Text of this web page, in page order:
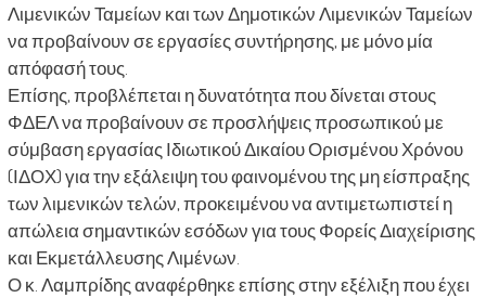
Λιμενικών Ταμείων και των Δημοτικών Λιμενικών Ταμείων
να προβαίνουν σε εργασίες συντήρησης, με μόνο μία
απόφασή τους.
Επίσης, προβλέπεται η δυνατότητα που δίνεται στους
ΦΔΕΛ να προβαίνουν σε προσλήψεις προσωπικού με
σύμβαση εργασίας Ιδιωτικού Δικαίου Ορισμένου Χρόνου
(ΙΔΟΧ) για την εξάλειψη του φαινομένου της μη είσπραξης
των λιμενικών τελών, προκειμένου να αντιμετωπιστεί η
απώλεια σημαντικών εσόδων για τους Φορείς Διαχείρισης
και Εκμετάλλευσης Λιμένων.
Ο κ. Λαμπρίδης αναφέρθηκε επίσης στην εξέλιξη που έχει